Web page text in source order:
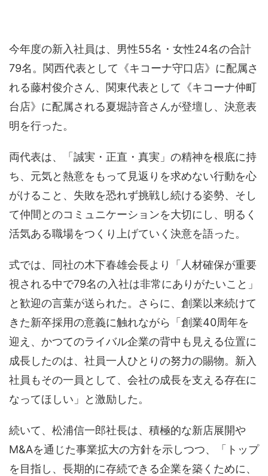
今年度の新入社員は、男性55名・女性24名の合計
79名。関西代表として《キコーナ守口店》に配属さ
れる藤村俊介さん、関東代表として《キコーナ仲町
台店》に配属される夏堀詩音さんが登壇し、決意表
明を行った。
両代表は、「誠実・正直・真実」の精神を根底に持
ち、元気と熱意をもって見返りを求めない行動を心
がけること、失敗を恐れず挑戦し続ける姿勢、そし
て仲間とのコミュニケーションを大切にし、明るく
活気ある職場をつくり上げていく決意を語った。
式では、同社の木下春雄会長より「人材確保が重要
視される中で79名の入社は非常にありがたいこと」
と歓迎の言葉が送られた。さらに、創業以来続けて
きた新卒採用の意義に触れながら「創業40周年を
迎え、かつてのライバル企業の背中も見える位置に
成長したのは、社員一人ひとりの努力の賜物。新入
社員もその一員として、会社の成長を支える存在に
なってほしい」と激励した。
続いて、松浦信一郎社長は、積極的な新店展開や
M&Aを通じた事業拡大の方針を示しつつ、「トップ
を目指し、長期的に存続できる企業を築くために、